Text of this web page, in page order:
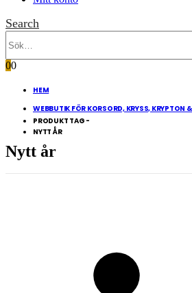
Search
00
HEM
WEBBUTIK FÖR KORSORD, KRYSS, KRYPTON
PRODUKT TAG -
NYTT ÅR
Nytt år